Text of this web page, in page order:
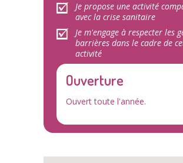
Je propose une activité
avec la crise sanitaire
Je m'engage à respecter les
barrières dans le cadre de
activité
Ouverture
Ouvert toute l'année.